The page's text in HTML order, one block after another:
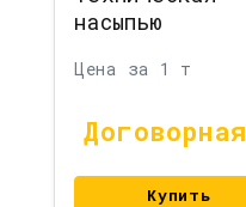
насыпью
Цена за 1 т
Договорная
Купить